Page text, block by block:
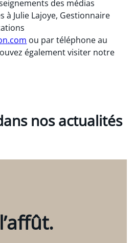
des médias
à Julie Lajoye, Gestionnaire
ou par téléphone au
également visiter notre
nos actualités